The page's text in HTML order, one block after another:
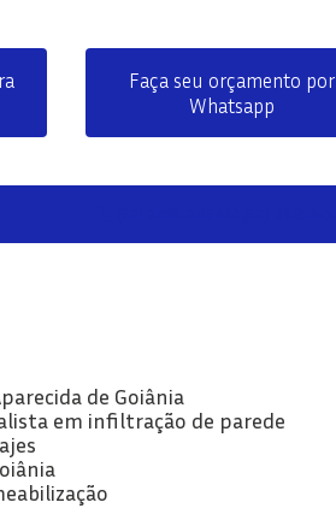
Faça seu orçamento por
Whatsapp
de Goiânia
em infiltração de parede